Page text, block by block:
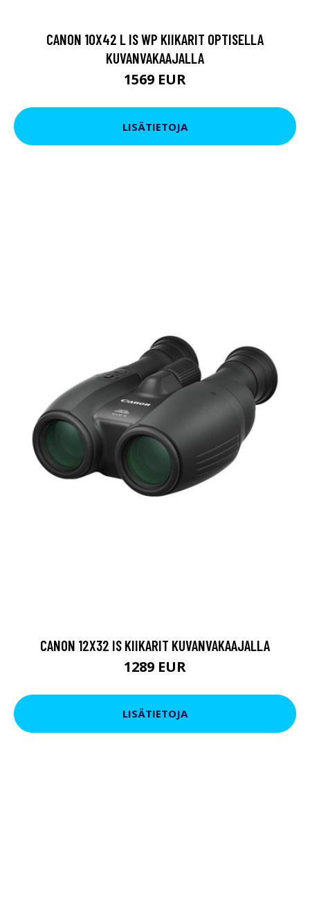
CANON 10X42 L IS WP KIIKARIT OPTISELLA
KUVANVAKAAJALLA
1569 EUR
LISÄTIETOJA
CANON 12X32 IS KIIKARIT KUVANVAKAAJALLA
1289 EUR
LISÄTIETOJA